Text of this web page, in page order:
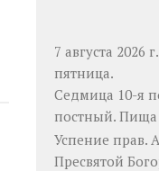
7 августа 2026
пятница.
Седмица 10-я
постный. Пища
Успение прав.
Пресвятой